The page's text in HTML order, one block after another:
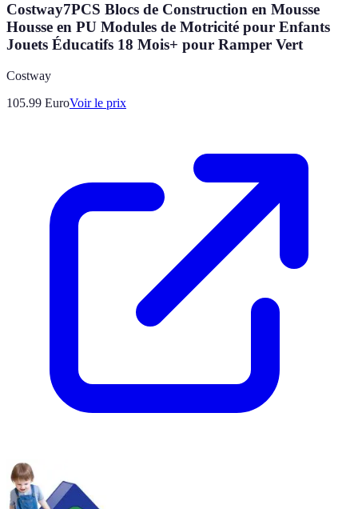
Costway7PCS Blocs de Construction en Mousse
Housse en PU Modules de Motricité pour Enfants
Jouets Éducatifs 18 Mois+ pour Ramper Vert
Costway
105.99 EuroVoir le prix